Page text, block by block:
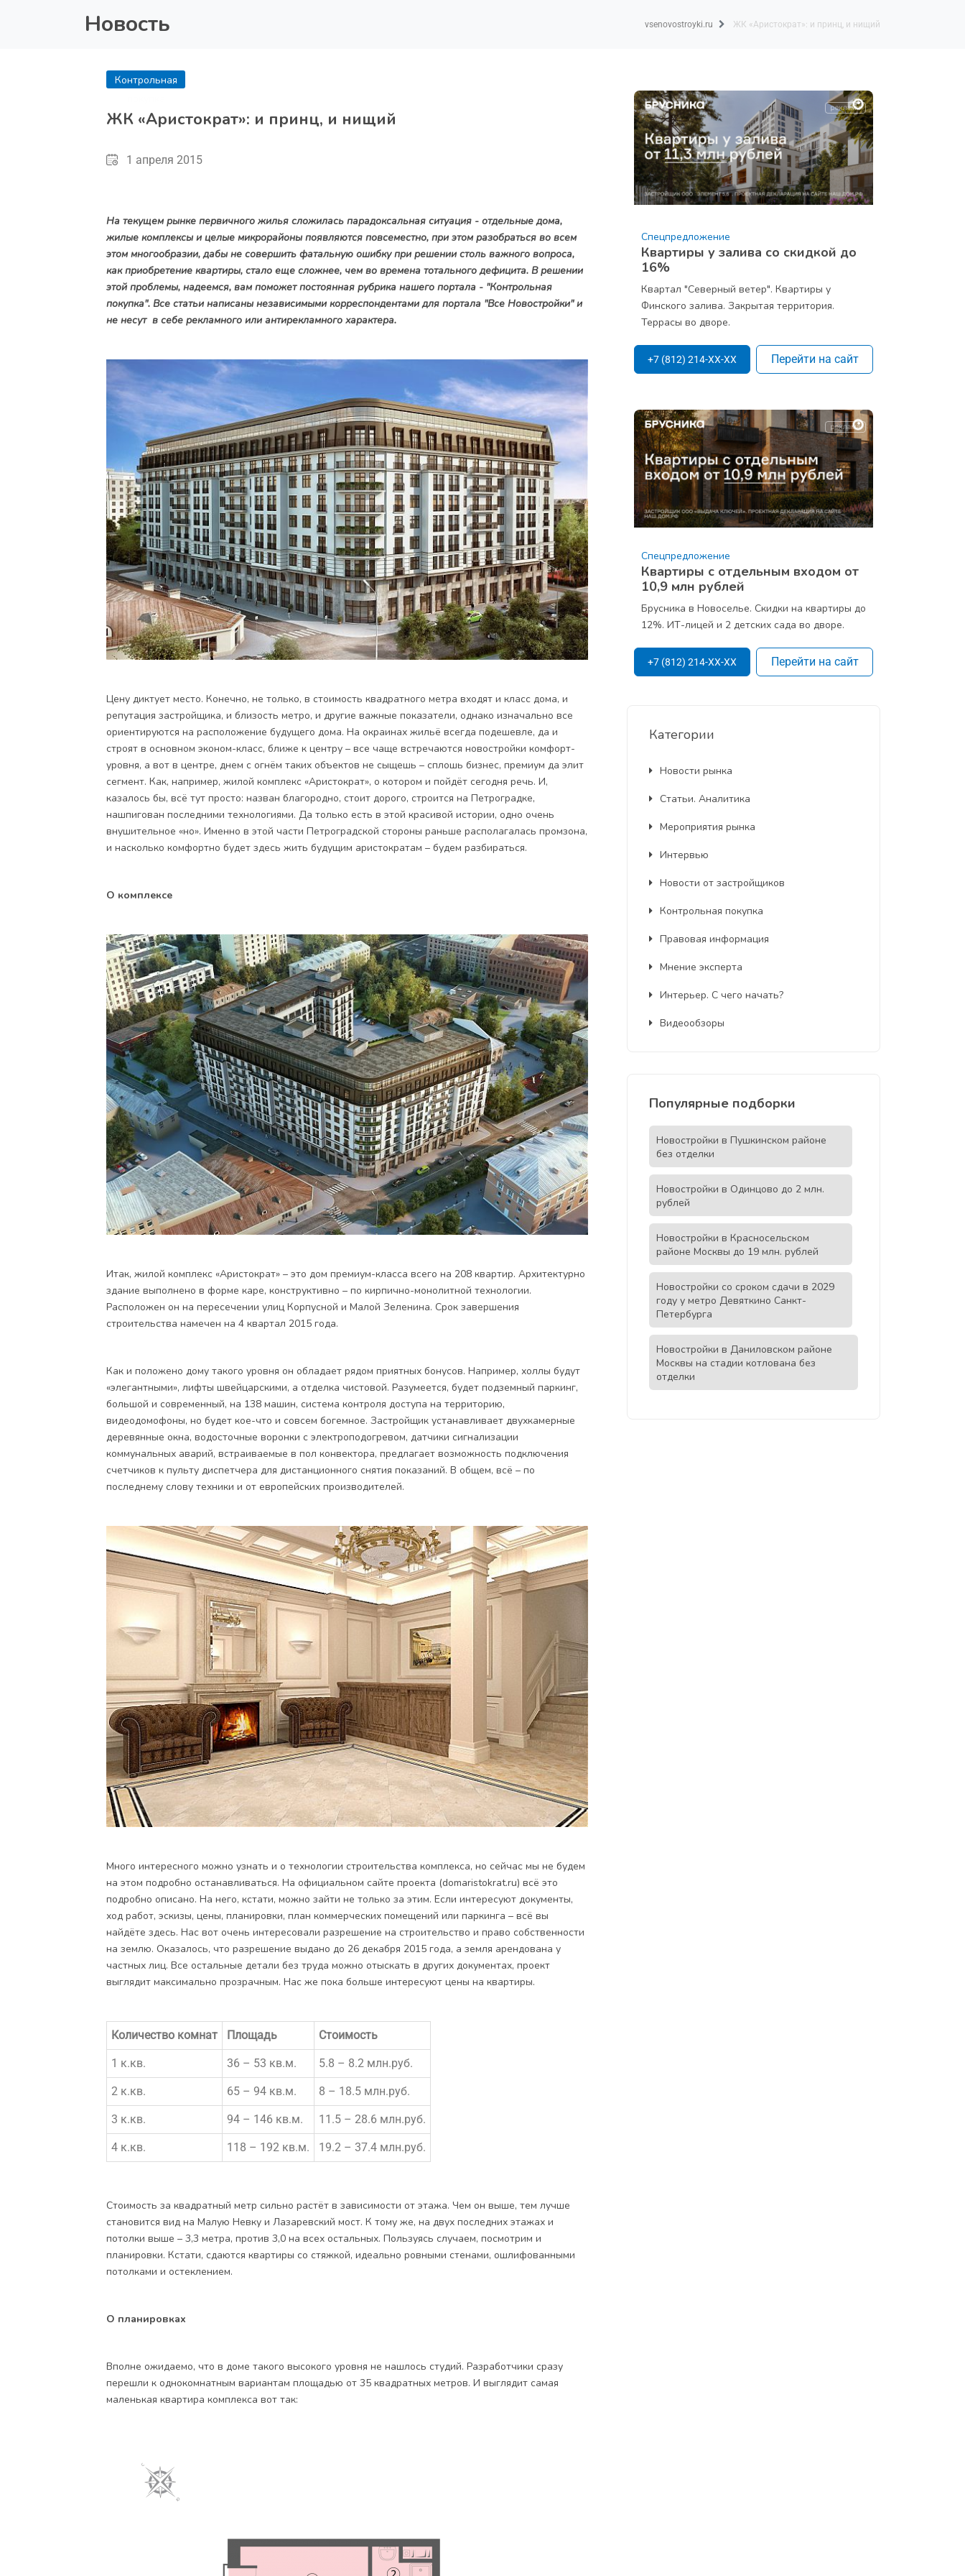
Новость vsenovostroyki.ru ЖК «Аристократ»: и принц, и нищий
Контрольная
ЖК «Аристократ»: и принц, и нищий
1 апреля 2015
На текущем рынке первичного жилья сложилась парадоксальная ситуация - отдельные дома,
жилые комплексы и целые микрорайоны появляются повсеместно, при этом разобраться во всем
этом многообразии, дабы не совершить фатальную ошибку при решении столь важного вопроса,
как приобретение квартиры, стало еще сложнее, чем во времена тотального дефицита. В решении
этой проблемы, надеемся, вам поможет постоянная рубрика нашего портала - "Контрольная
покупка". Все статьи написаны независимыми корреспондентами для портала "Все Новостройки" и
не несут в себе рекламного или антирекламного характера.
Цену диктует место. Конечно, не только, в стоимость квадратного метра входят и класс дома, и
репутация застройщика, и близость метро, и другие важные показатели, однако изначально все
ориентируются на расположение будущего дома. На окраинах жильё всегда подешевле, да и
строят в основном эконом-класс, ближе к центру – все чаще встречаются новостройки комфорт-
уровня, а вот в центре, днем с огнём таких объектов не сыщешь – сплошь бизнес, премиум да элит
сегмент. Как, например, жилой комплекс «Аристократ», о котором и пойдёт сегодня речь. И,
казалось бы, всё тут просто: назван благородно, стоит дорого, строится на Петроградке,
нашпигован последними технологиями. Да только есть в этой красивой истории, одно очень
внушительное «но». Именно в этой части Петроградской стороны раньше располагалась промзона,
и насколько комфортно будет здесь жить будущим аристократам – будем разбираться.
О комплексе
Итак, жилой комплекс «Аристократ» – это дом премиум-класса всего на 208 квартир. Архитектурно
здание выполнено в форме каре, конструктивно – по кирпично-монолитной технологии.
Расположен он на пересечении улиц Корпусной и Малой Зеленина. Срок завершения
строительства намечен на 4 квартал 2015 года.
Как и положено дому такого уровня он обладает рядом приятных бонусов. Например, холлы будут
«элегантными», лифты швейцарскими, а отделка чистовой. Разумеется, будет подземный паркинг,
большой и современный, на 138 машин, система контроля доступа на территорию,
видеодомофоны, но будет кое-что и совсем богемное. Застройщик устанавливает двухкамерные
деревянные окна, водосточные воронки с электроподогревом, датчики сигнализации
коммунальных аварий, встраиваемые в пол конвектора, предлагает возможность подключения
счетчиков к пульту диспетчера для дистанционного снятия показаний. В общем, всё – по
последнему слову техники и от европейских производителей.
Много интересного можно узнать и о технологии строительства комплекса, но сейчас мы не будем
на этом подробно останавливаться. На официальном сайте проекта (domaristokrat.ru) всё это
подробно описано. На него, кстати, можно зайти не только за этим. Если интересуют документы,
ход работ, эскизы, цены, планировки, план коммерческих помещений или паркинга – всё вы
найдёте здесь. Нас вот очень интересовали разрешение на строительство и право собственности
на землю. Оказалось, что разрешение выдано до 26 декабря 2015 года, а земля арендована у
частных лиц. Все остальные детали без труда можно отыскать в других документах, проект
выглядит максимально прозрачным. Нас же пока больше интересуют цены на квартиры.
Количество комнат Площадь Стоимость
1 к.кв. 36 – 53 кв.м. 5.8 – 8.2 млн.руб.
2 к.кв. 65 – 94 кв.м. 8 – 18.5 млн.руб.
3 к.кв. 94 – 146 кв.м. 11.5 – 28.6 млн.руб.
4 к.кв. 118 – 192 кв.м. 19.2 – 37.4 млн.руб.
Стоимость за квадратный метр сильно растёт в зависимости от этажа. Чем он выше, тем лучше
становится вид на Малую Невку и Лазаревский мост. К тому же, на двух последних этажах и
потолки выше – 3,3 метра, против 3,0 на всех остальных. Пользуясь случаем, посмотрим и
планировки. Кстати, сдаются квартиры со стяжкой, идеально ровными стенами, ошлифованными
потолками и остеклением.
О планировках
Вполне ожидаемо, что в доме такого высокого уровня не нашлось студий. Разработчики сразу
перешли к однокомнатным вариантам площадью от 35 квадратных метров. И выглядит самая
маленькая квартира комплекса вот так:
Спецпредложение
Квартиры у залива со скидкой до
16%
Квартал "Северный ветер". Квартиры у
Финского залива. Закрытая территория.
Террасы во дворе.
+7 (812) 214-XX-XX Перейти на сайт
Спецпредложение
Квартиры с отдельным входом от
10,9 млн рублей
Брусника в Новоселье. Скидки на квартиры до
12%. ИТ-лицей и 2 детских сада во дворе.
+7 (812) 214-XX-XX Перейти на сайт
Категории
Новости рынка
Статьи. Аналитика
Мероприятия рынка
Интервью
Новости от застройщиков
Контрольная покупка
Правовая информация
Мнение эксперта
Интерьер. С чего начать?
Видеообзоры
Популярные подборки
Новостройки в Пушкинском районе
без отделки
Новостройки в Одинцово до 2 млн.
рублей
Новостройки в Красносельском
районе Москвы до 19 млн. рублей
Новостройки со сроком сдачи в 2029
году у метро Девяткино Санкт-
Петербурга
Новостройки в Даниловском районе
Москвы на стадии котлована без
отделки